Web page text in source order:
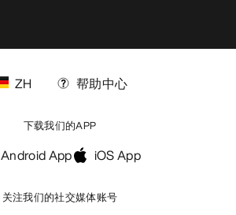
关注我们的社交媒体账号
ZH 帮助中心
下载我们的APP
Android App iOS App